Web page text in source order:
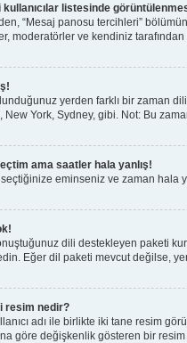
kullanıcılar listesinde
“Mesaj panosu tercihleri” bölümüne
moderatörler ve kendiniz tarafından
yerden farklı bir zaman
York, Sydney, gibi. Not: Bu
ama saatler hala yanlış!
eminseniz ve zaman hala
dili destekleyen paketi
Eğer dil paketi mevcut değilse,
resim nedir?
adı ile birlikte iki tane resim
göre değişkenlik gösteren bir